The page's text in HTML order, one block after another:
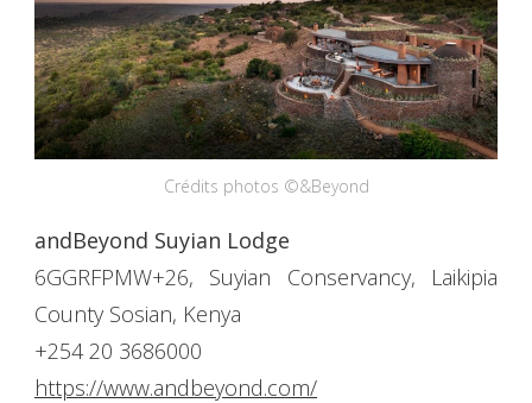
Crédits photos ©&Beyond
andBeyond Suyian Lodge
6GGRFPMW+26, Suyian Conservancy, Laikipia
County Sosian, Kenya
+254 20 3686000
https://www.andbeyond.com/